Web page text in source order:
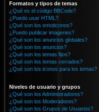
Formatos y tipos de temas
¿Qué es el código BBCode?
¿Puedo usar HTML?
¿Qué son los emoticonos?
¿Puedo publicar imagenes?
¿Qué son los anuncios globales?
¿Qué son los anuncios?
¿Qué son los temas fijos?
¿Qué son los temas cerrados?
¿Qué son los iconos para los temas?
Niveles de usuario y grupos
¿Qué son los Administradores?
¿Qué son los Moderadores?
¿Qué son los Grupos de Usuarios?